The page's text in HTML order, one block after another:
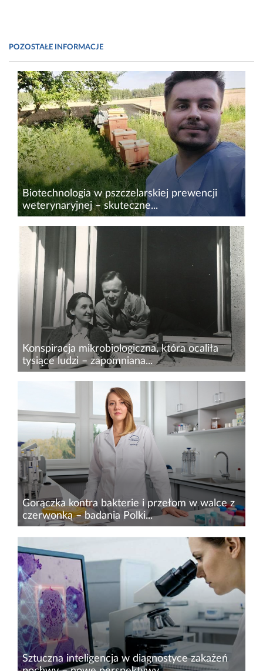
POZOSTAŁE INFORMACJE
Biotechnologia w pszczelarskiej prewencji
weterynaryjnej – skuteczne...
Dr n. wet.&nbsp;Piotr Nowotnik, absolwent
Szkoły&nbsp;Doktorskiej Uniwersytetu
Przyrodniczego we Wrocławiu, z wykształcenia
jest biotechnologiem i specjalistą
mikrobiologiem. W swojej...
Konspiracja mikrobiologiczna, która ocaliła
tysiące ludzi – zapomniana...
Historia konspiracyjnej walki mikrobiologicznej z
czasów II wojny światowej brzmi jak scenariusz
filmu sensacyjnego&nbsp;–&nbsp;dwaj lekarze,
prowizoryczne laboratorium w przydomowej
komórce, bakterie...
Gorączka kontra bakterie i przełom w walce z
czerwonką – badania Polki...
Każdego roku na świecie zakażenia pokarmowe
są przyczyną śmierci ok. 446 tys. dzieci poniżej
5. roku życia. W szczególności dotyczy to
ludności zamieszkujących kraje rozwijające się z
regionów Afryki...
Sztuczna inteligencja w diagnostyce zakażeń